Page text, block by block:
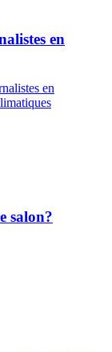
en
en
salon?